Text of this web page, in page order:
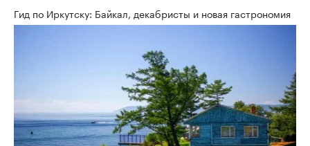
Гид по Иркутску: Байкал, декабристы и новая гастрономия